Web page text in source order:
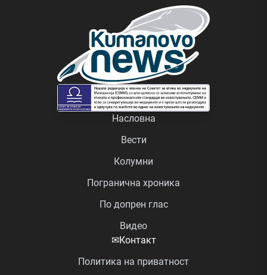
Насловна
Вести
Колумни
Погранична хроника
По допрен глас
Видео
✉Контакт
Политика на приватност